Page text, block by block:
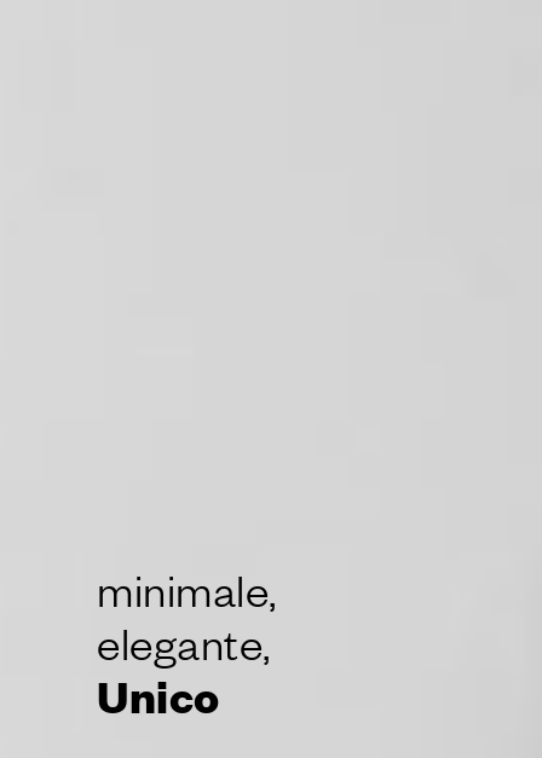
minimale,
elegante,
Unico